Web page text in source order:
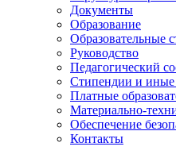
Документы
Образование
Образовательные
Руководство
Педагогический
Стипендии и иные
Платные
Материально-
Обеспечение
Контакты